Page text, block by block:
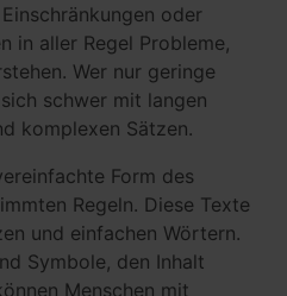
oder
in aller Regel Probleme,
Wer nur geringe
schwer mit langen
komplexen Sätzen.
Form des
Regeln. Diese Texte
und einfachen Wörtern.
Symbole, den Inhalt
Menschen mit